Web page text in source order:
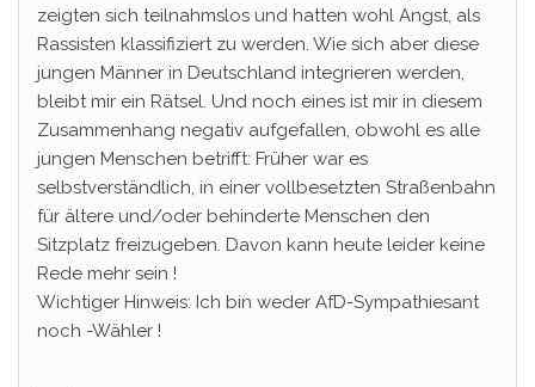
zeigten sich teilnahmslos und hatten wohl Angst, als
Rassisten klassifiziert zu werden. Wie sich aber diese
jungen Männer in Deutschland integrieren werden,
bleibt mir ein Rätsel. Und noch eines ist mir in diesem
Zusammenhang negativ aufgefallen, obwohl es alle
jungen Menschen betrifft: Früher war es
selbstverständlich, in einer vollbesetzten Straßenbahn
für ältere und/oder behinderte Menschen den
Sitzplatz freizugeben. Davon kann heute leider keine
Rede mehr sein !
Wichtiger Hinweis: Ich bin weder AfD-Sympathiesant
noch -Wähler !